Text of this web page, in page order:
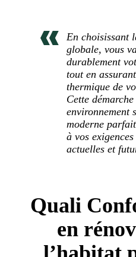
En choisissant
globale, vous
durablement
tout en
thermique de
Cette
environnement
moderne
à vos
actuelles et
Quali
en